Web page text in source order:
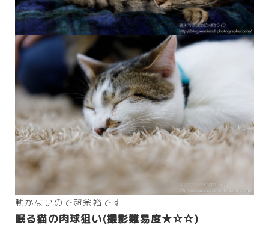
動かないので超余裕です
眠る猫の肉球狙い(撮影難易度★☆☆)